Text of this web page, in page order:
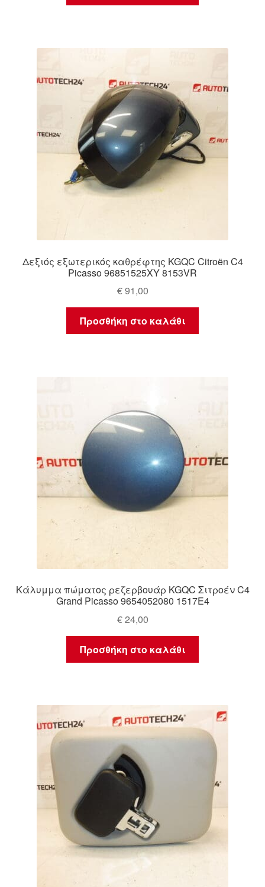
Δεξιός εξωτερικός καθρέφτης KGQC Citroën C4
Picasso 96851525XY 8153VR
€91,00
Προσθήκη στο καλάθι
Κάλυμμα πώματος ρεζερβουάρ KGQC Σιτροέν C4
Grand Picasso 9654052080 1517E4
€24,00
Προσθήκη στο καλάθι